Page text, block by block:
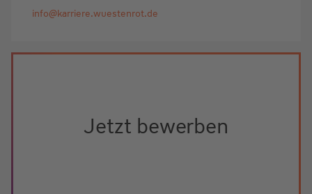
info@karriere.wuestenrot.de
Jetzt bewerben